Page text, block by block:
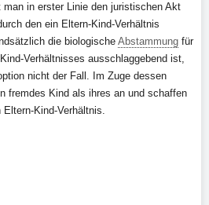
man in erster Linie den juristischen Akt
den ein Eltern-Kind-Verhältnis
die biologische Abstammung für
Verhältnisses ausschlaggebend ist,
nicht der Fall. Im Zuge dessen
fremdes Kind als ihres an und schaffen
Kind-Verhältnis.